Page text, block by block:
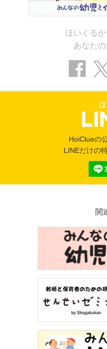
ほいくる
あなた
HoiClueの
LINEだけの
関